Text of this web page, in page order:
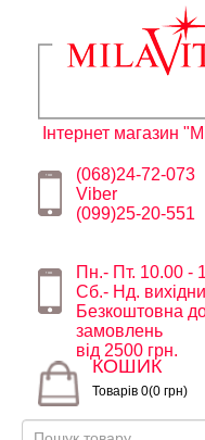
Інтернет магазин
(068)24-72-073
Viber
(099)25-20-551
Пн.- Пт. 10.00 -
Сб.- Нд.
Безкоштовна
замовлень
від 2500 грн.
КОШИК
Товарів 0(0 грн)